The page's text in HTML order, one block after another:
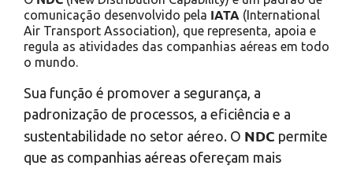
comunicação desenvolvido pela IATA (International
Air Transport Association), que representa, apoia e
regula as atividades das companhias aéreas em todo
o mundo.
Sua função é promover a segurança, a
padronização de processos, a eficiência e a
sustentabilidade no setor aéreo. O NDC permite
que as companhias aéreas ofereçam mais